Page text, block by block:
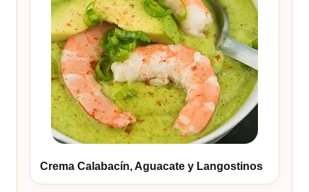
Crema Calabacín, Aguacate y Langostinos